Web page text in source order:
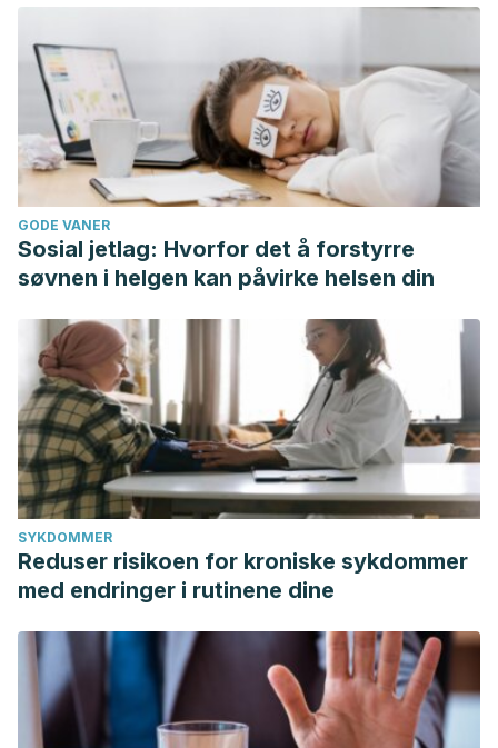
GODE VANER
Sosial jetlag: Hvorfor det å forstyrre
søvnen i helgen kan påvirke helsen din
SYKDOMMER
Reduser risikoen for kroniske sykdommer
med endringer i rutinene dine